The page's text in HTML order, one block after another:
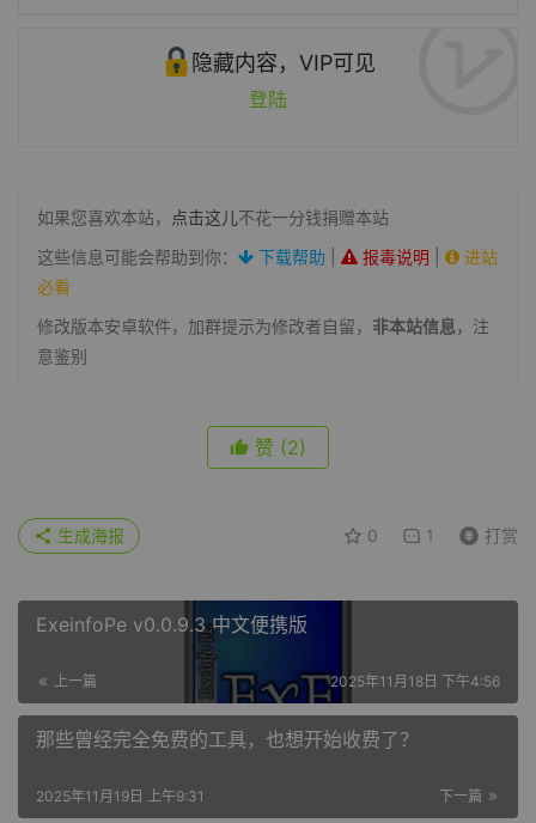
隐藏内容，VIP可见
登陆
如果您喜欢本站， 点击这儿不花一分钱捐赠本站
这些信息可能会帮助到你：
下载帮助 报毒说明
进站
必看
修改版本安卓软件，加群提示为修改者自留， 非本站信息，注
意鉴别
赞 (2)
0 1 打赏
生成海报
ExeinfoPe v0.0.9.3 中文便携版
上一篇 2025年11月18日 下午4:56
那些曾经完全免费的工具，也想开始收费了？
下一篇
2025年11月19日 上午9:31